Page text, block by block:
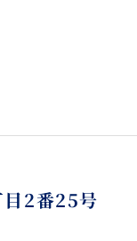
2番25号